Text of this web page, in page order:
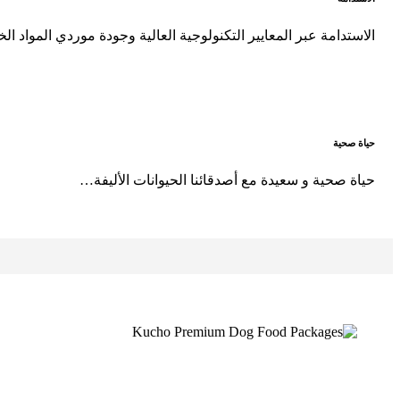
الاستدامة عبر المعايير التكنولوجية العالية وجودة موردي المواد
حياة صحية
حياة صحية و سعيدة مع أصدقائنا الحيوانات الأليفة…